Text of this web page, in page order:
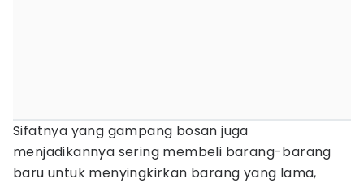
Sifatnya yang gampang bosan juga
menjadikannya sering membeli barang-barang
baru untuk menyingkirkan barang yang lama,